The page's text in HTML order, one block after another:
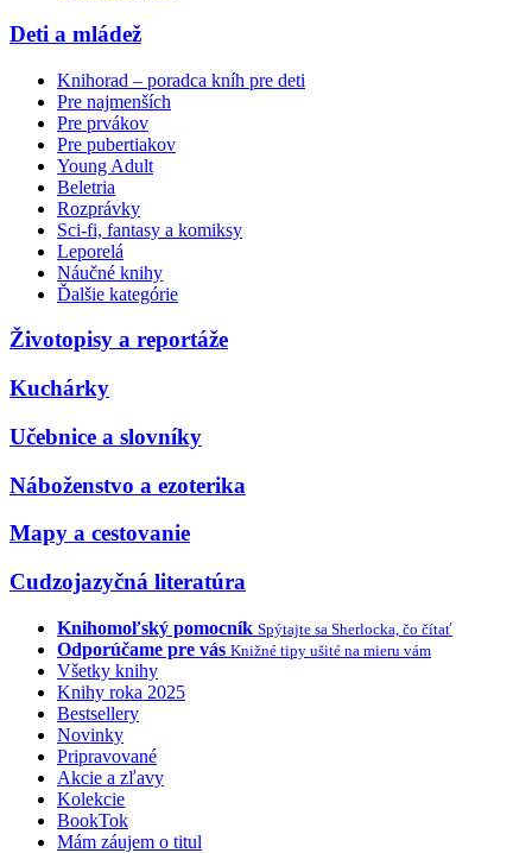
Deti a mládež
Knihorad – poradca kníh pre deti
Pre najmenších
Pre prvákov
Pre pubertiakov
Young Adult
Beletria
Rozprávky
Sci-fi, fantasy a komiksy
Leporelá
Náučné knihy
Ďalšie kategórie
Životopisy a reportáže
Kuchárky
Učebnice a slovníky
Náboženstvo a ezoterika
Mapy a cestovanie
Cudzojazyčná literatúra
Knihomoľský pomocník Spýtajte sa Sherlocka, čo čítať
Odporúčame pre vás Knižné tipy ušité na mieru vám
Všetky knihy
Knihy roka 2025
Bestsellery
Novinky
Pripravované
Akcie a zľavy
Kolekcie
BookTok
Mám záujem o titul